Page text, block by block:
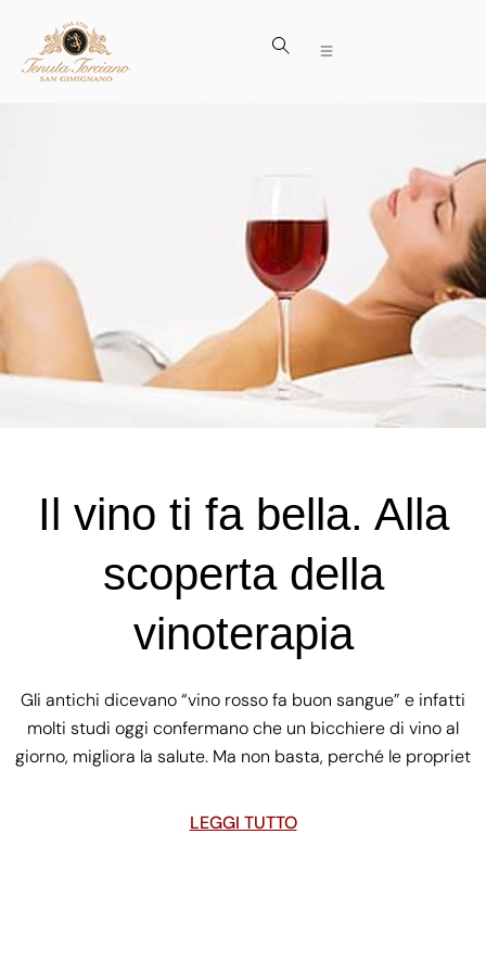
Il vino ti fa bella. Alla
scoperta della
vinoterapia
Gli antichi dicevano “vino rosso fa buon sangue” e infatti
molti studi oggi confermano che un bicchiere di vino al
giorno, migliora la salute. Ma non basta, perché le propriet
LEGGI TUTTO